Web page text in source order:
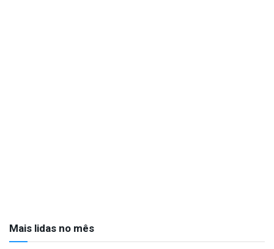
Mais lidas no mês